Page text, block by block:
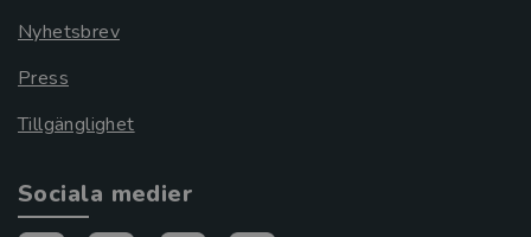
Nyhetsbrev
Press
Tillgänglighet
Sociala medier